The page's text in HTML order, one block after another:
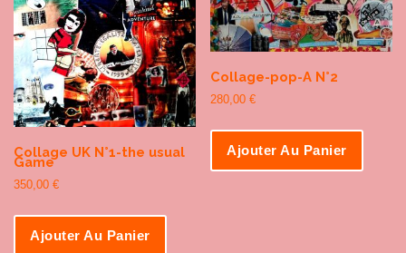
Collage UK N°1-the usual
Game
350,00 €
Ajouter Au Panier
Collage-pop-A N°2
280,00€
Ajouter Au Panier